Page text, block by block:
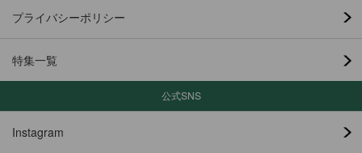
プライバシーポリシー
特集一覧
公式SNS
Instagram